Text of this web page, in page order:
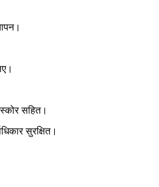
सहित।
सुरक्षित।